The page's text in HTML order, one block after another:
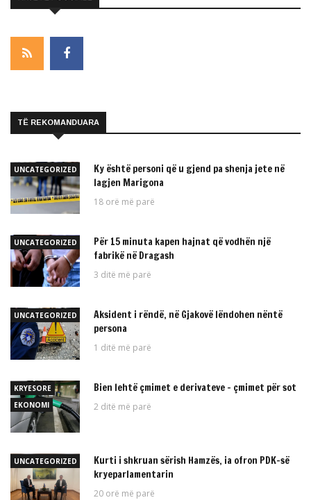
TË REKOMANDUARA
UNCATEGORIZED
Ky është personi që u gjend pa shenja jete në
lagjen Marigona
18 orë më parë
UNCATEGORIZED
Për 15 minuta kapen hajnat që vodhën një
fabrikë në Dragash
3 ditë më parë
UNCATEGORIZED
Aksident i rëndë, në Gjakovë lëndohen nëntë
persona
1 ditë më parë
KRYESORE
EKONOMI
Bien lehtë çmimet e derivateve – çmimet për sot
2 ditë më parë
UNCATEGORIZED
Kurti i shkruan sërish Hamzës, ia ofron PDK-së
kryeparlamentarin
20 orë më parë